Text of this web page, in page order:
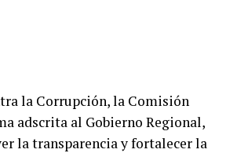
la Corrupción, la Comisión
adscrita al Gobierno Regional,
la transparencia y fortalecer la